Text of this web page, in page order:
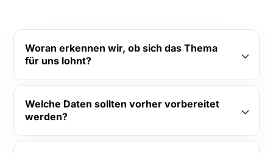
Woran erkennen wir, ob sich das Thema
für uns lohnt?
Welche Daten sollten vorher vorbereitet
werden?